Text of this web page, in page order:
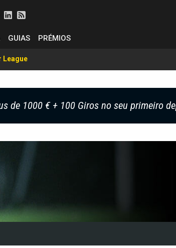
GUIAS PRÉMIOS
League
de 1000 € + 100 Giros no seu primeiro